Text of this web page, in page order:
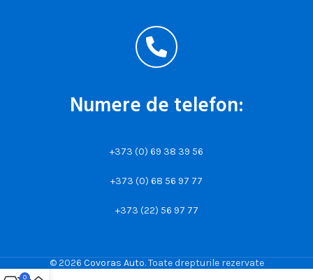
Numere de telefon:
+373 (0) 69 38 39 56
+373 (0) 68 56 97 77
+373 (22) 56 97 77
© 2026 Covoras Auto. Toate drepturile rezervate
0